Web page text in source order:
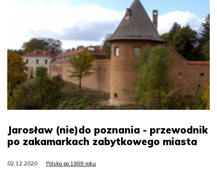
Jarosław (nie)do poznania - przewodnik
po zakamarkach zabytkowego miasta
02.12.2020 Polska po 1989 roku